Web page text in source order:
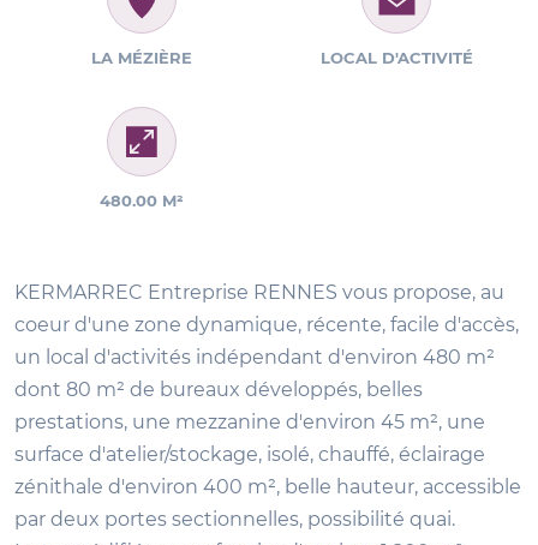
LA MÉZIÈRE LOCAL D'ACTIVITÉ
480.00 M²
KERMARREC Entreprise RENNES vous propose, au
coeur d'une zone dynamique, récente, facile d'accès,
un local d'activités indépendant d'environ 480 m²
dont 80 m² de bureaux développés, belles
prestations, une mezzanine d'environ 45 m², une
surface d'atelier/stockage, isolé, chauffé, éclairage
zénithale d'environ 400 m², belle hauteur, accessible
par deux portes sectionnelles, possibilité quai.